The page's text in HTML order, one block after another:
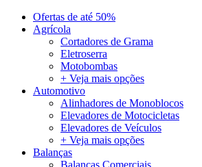
Ofertas de até 50%
Agrícola
Cortadores de Grama
Eletroserra
Motobombas
+ Veja mais opções
Automotivo
Alinhadores de Monoblocos
Elevadores de Motocicletas
Elevadores de Veículos
+ Veja mais opções
Balanças
Balanças Comerciais